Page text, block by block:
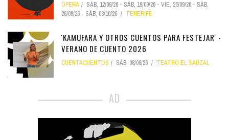
ÓPERA SÁB, 12/09/26 - SÁB, 19/09/26 - VIE, 25/09/26 - SÁB,
26/09/26 - SÁB, 03/10/26 TENERIFE
'KAMUFARA Y OTROS CUENTOS PARA FESTEJAR' -
VERANO DE CUENTO 2026
CUENTACUENTOS SÁB, 08/08/26 TEATRO EL SAUZAL
AD